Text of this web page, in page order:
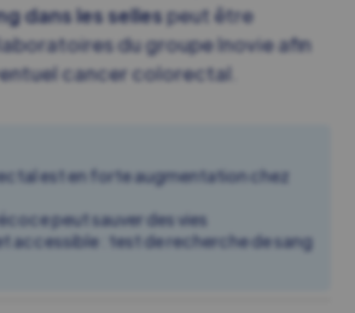
dans les sellespeut être
du groupe Inovie afin
cancer colorectal.
est en forte augmentation chez
peut sauver des vies
accessible : test de recherche de sang